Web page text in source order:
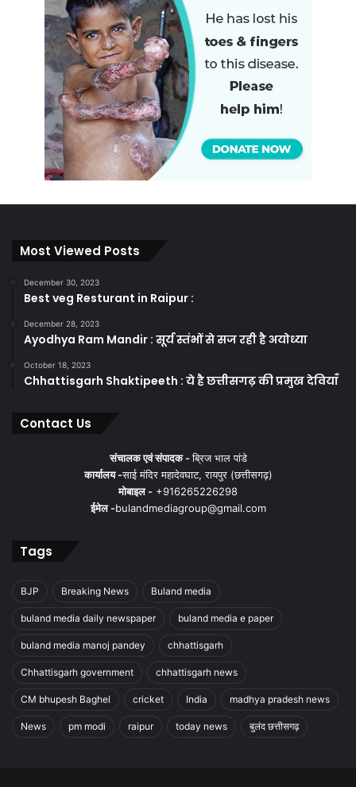
Most Viewed Posts
December 30, 2023
Best veg Resturant in Raipur :
December 28, 2023
Ayodhya Ram Mandir : सूर्य स्तंभों से सज रही है अयोध्या
October 18, 2023
Chhattisgarh Shaktipeeth : ये है छत्तीसगढ़ की प्रमुख देवियाँ
Contact Us
संचालक एवं संपादक -ब्रिज भाल पांडे
कार्यालय -साई मंदिर महादेवघाट, रायपुर (छत्तीसगढ़)
मोबाइल - +916265226298
ईमेल -bulandmediagroup@gmail.com
Tags
BJP Breaking News Buland media
buland media daily newspaper buland media e paper
buland media manoj pandey chhattisgarh
Chhattisgarh government chhattisgarh news
CM bhupesh Baghel cricket India madhya pradesh news
News pm modi raipur today news बुलंद छत्तीसगढ़